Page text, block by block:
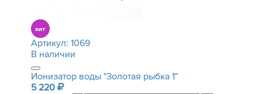
Артикул: 1069
В наличии
Ионизатор воды "Золотая рыбка 1"
5 220